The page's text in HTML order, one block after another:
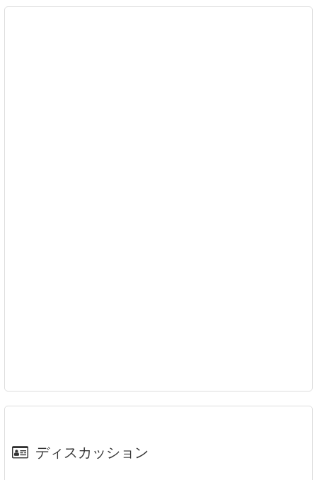
ディスカッション